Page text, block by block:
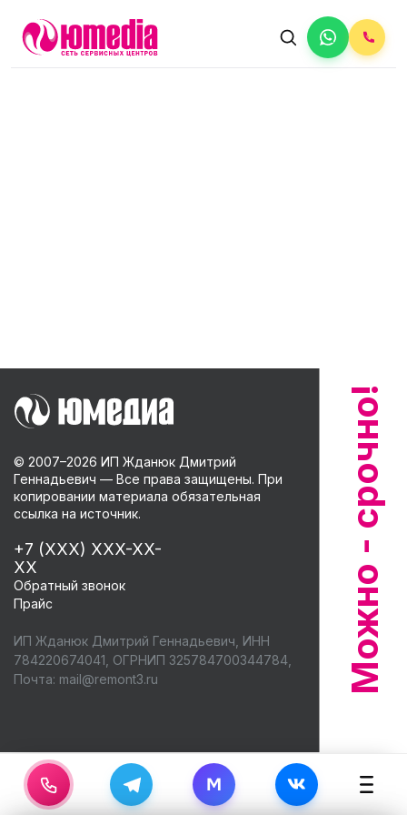
© 2007–2026 ИП Жданюк Дмитрий
Геннадьевич — Все права защищены. При
копировании материала обязательная
ссылка на источник.
+7 (XXX) XXX-XX-
XX
Обратный звонок
Прайс
ИП Жданюк Дмитрий Геннадьевич, ИНН
784220674041, ОГРНИП 325784700344784,
Почта: mail@remont3.ru
M